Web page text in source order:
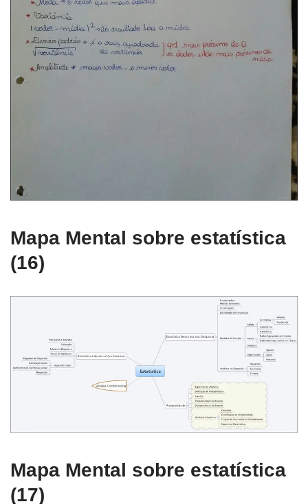
Mapa Mental sobre estatística
(16)
Mapa Mental sobre estatística
(17)